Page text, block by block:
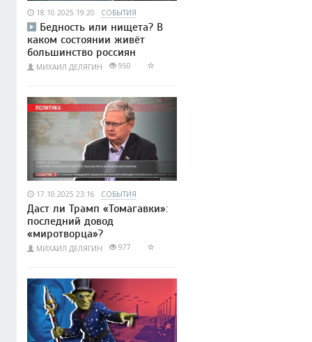
18.10.2025 19:20 СОБЫТИЯ
Бедность или нищета? В
каком состоянии живёт
большинство россиян
МИХАИЛ ДЕЛЯГИН 950
17.10.2025 23:16 СОБЫТИЯ
Даст ли Трамп «Томагавки»:
последний довод
«миротворца»?
МИХАИЛ ДЕЛЯГИН 977